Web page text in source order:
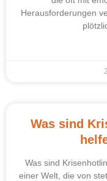
Herausforderungen
Was sind
Was sind
einer Welt, die von